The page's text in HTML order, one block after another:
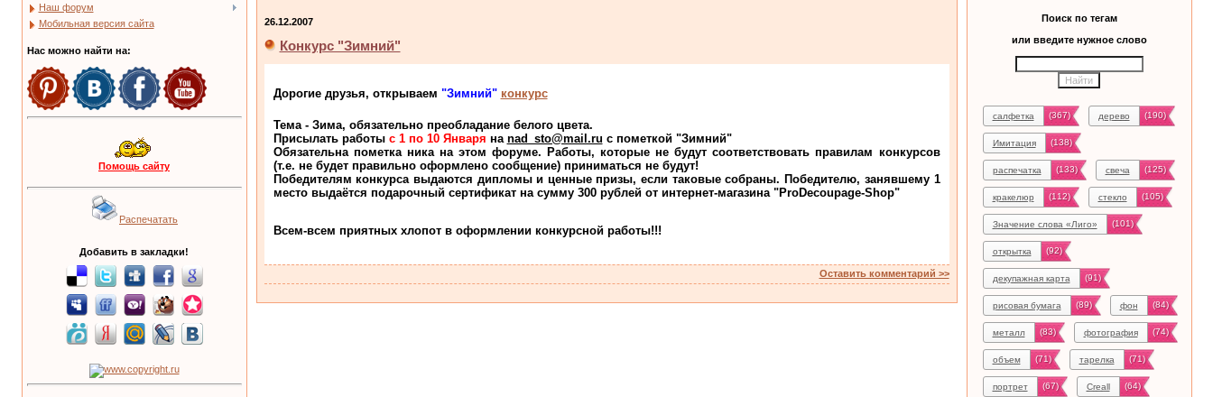
Наш форум
Мобильная версия сайта
Нас можно найти на:
Помощь сайту
Распечатать
Добавить в закладки!
26.12.2007
Конкурс "Зимний"
Дорогие друзья, открываем "Зимний" конкурс
Тема - Зима, обязательно преобладание белого цвета.
Присылать работы с 1 по 10 Января на nad_sto@mail.ru с пометкой "Зимний"
Обязательна пометка ника на этом форуме. Работы, которые не будут соответствовать правилам конкурсов
(т.е. не будет правильно оформлено сообщение) приниматься не будут!
Победителям конкурса выдаются дипломы и ценные призы, если таковые собраны. Победителю, занявшему 1
место выдаётся подарочный сертификат на сумму 300 рублей от интернет-магазина "ProDecoupage-Shop"
Всем-всем приятных хлопот в оформлении конкурсной работы!!!
Оставить комментарий >>
Поиск по тегам
или введите нужное слово
салфетка (367) дерево (190)
Имитация (138)
распечатка (133) свеча (125)
кракелюр (112) стекло (105)
Значение слова «Лиго» (101)
открытка (92)
декупажная карта (91)
рисовая бумага (89) фон (84)
металл (83) фотография (74)
объем (71) тарелка (71)
портрет (67) Creall (64)